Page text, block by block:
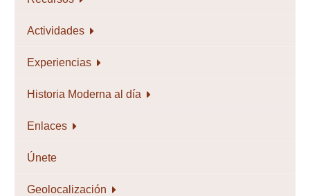
Actividades
Experiencias
Historia Moderna al día
Enlaces
Únete
Geolocalización